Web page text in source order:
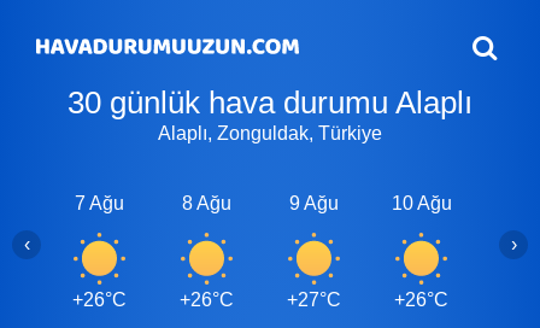
30 günlük hava durumu Alaplı
Alaplı, Zonguldak, Türkiye
7 Ağu
+26°C
8 Ağu
+26°C
9 Ağu
+27°C
10 Ağu
+26°C
‹ ›